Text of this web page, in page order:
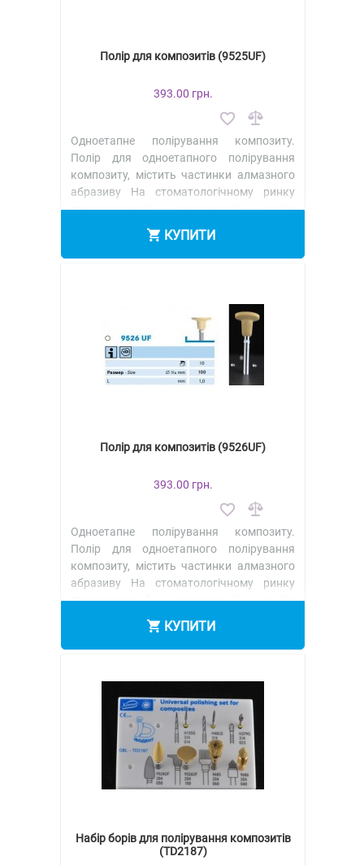
Полір для композитів (9525UF)
393.00 грн.
Одноетапне полірування композиту.
Полір для одноетапного полірування
композиту, містить частинки алмазного
абразиву На стоматологічному ринку
представлений величезний вибір
КУПИТИ
Полір для композитів (9526UF)
393.00 грн.
Одноетапне полірування композиту.
Полір для одноетапного полірування
композиту, містить частинки алмазного
абразиву На стоматологічному ринку
представлений величезний вибір
КУПИТИ
Набір борів для полірування композитів
(TD2187)